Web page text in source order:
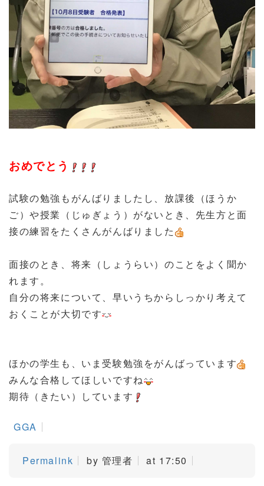
おめでとう
試験の勉強もがんばりましたし、放課後（ほうか
ご）や授業（じゅぎょう）がないとき、先生方と面
接の練習をたくさんがんばりました
面接のとき、将来（しょうらい）のことをよく聞か
れます。
自分の将来について、早いうちからしっかり考えて
おくことが大切です
ほかの学生も、いま受験勉強をがんばっています
みんな合格してほしいですね
期待（きたい）しています
GGA
Permalink by 管理者 at 17:50